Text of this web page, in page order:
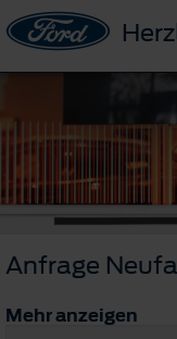
Anfrage
Mehr anzeigen